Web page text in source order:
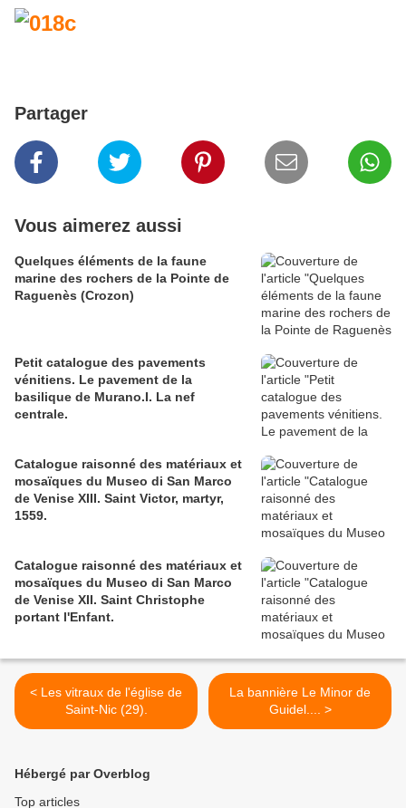
Partager
Vous aimerez aussi
Quelques éléments de la faune
marine des rochers de la Pointe de
Raguenès (Crozon)
Petit catalogue des pavements
vénitiens. Le pavement de la
basilique de Murano.I. La nef
centrale.
Catalogue raisonné des matériaux et
mosaïques du Museo di San Marco
de Venise XIII. Saint Victor, martyr,
1559.
Catalogue raisonné des matériaux et
mosaïques du Museo di San Marco
de Venise XII. Saint Christophe
portant l'Enfant.
< Les vitraux de l'église de
Saint-Nic (29).
La bannière Le Minor de
Guidel.... >
Hébergé par Overblog
Top articles